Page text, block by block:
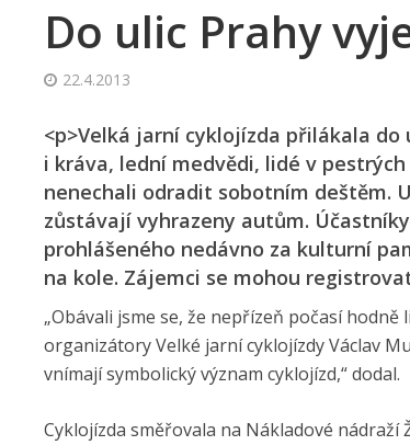
Do ulic Prahy
22.4.2013
<p>Velká jarní cyklojízda přilákala
i kráva, lední medvědi, lidé v
nenechali odradit sobotním deštěm.
zůstávají vyhrazeny autům.
prohlášeného nedávno za kulturní
na kole. Zájemci se mohou
„Obávali jsme se, že nepřízeň počasí
organizátory Velké jarní cyklojízdy Václav
vnímají symbolický význam cyklojízd,“ dodal.
Cyklojízda směřovala na Nákladové